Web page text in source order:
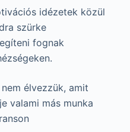
idézetek közül
szürke
fognak
élvezzük, amit
valami más munka